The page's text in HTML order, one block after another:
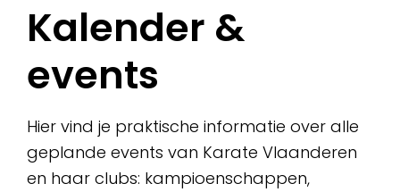
Kalender &
events
Hier vind je praktische informatie over alle
geplande events van Karate Vlaanderen
en haar clubs: kampioenschappen,